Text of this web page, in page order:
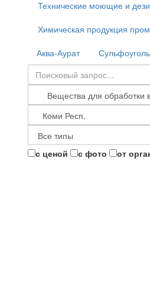
Технические моющие и
Химическая продукция
Аква-Аурат
Сульфоуголь
с ценой с фото от